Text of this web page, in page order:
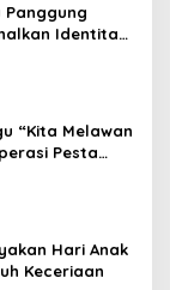
Panggung
Identitas
“Kita Melawan
Pesta
Hari Anak
Keceriaan